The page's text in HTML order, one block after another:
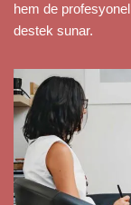
hem de
destek sunar.